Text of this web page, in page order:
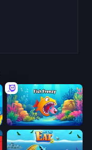
Fish Frenzy